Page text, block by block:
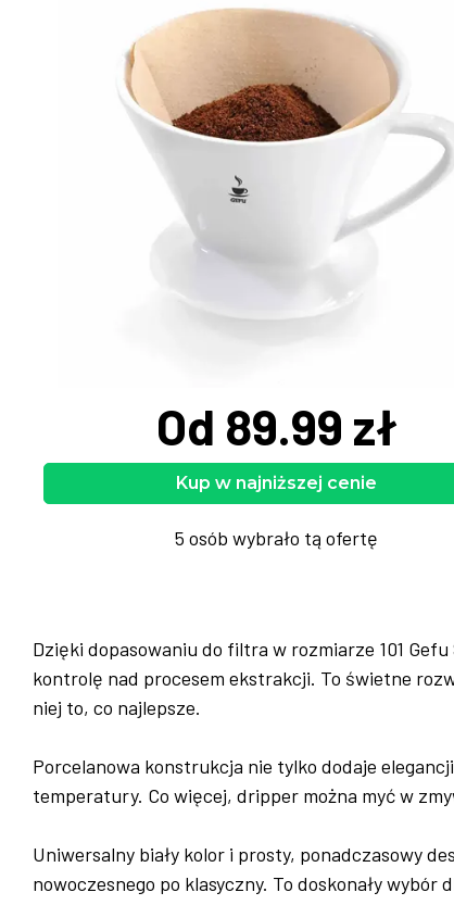
Od 89.99 zł
Kup w najniższej cenie
5 osób wybrało tą ofertę
Dzięki dopasowaniu do filtra w rozmiarze 101
kontrolę nad procesem ekstrakcji. To świetne
niej to, co najlepsze.
Porcelanowa konstrukcja nie tylko dodaje
temperatury. Co więcej, dripper można myć w
Uniwersalny biały kolor i prosty, ponadczasowy
nowoczesnego po klasyczny. To doskonały